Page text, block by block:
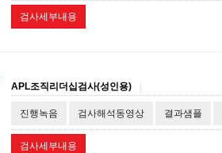
검사세부내용
APL조직리더십검사(성인용)
진행녹음 검사해석동영상 결과샘플
검사세부내용